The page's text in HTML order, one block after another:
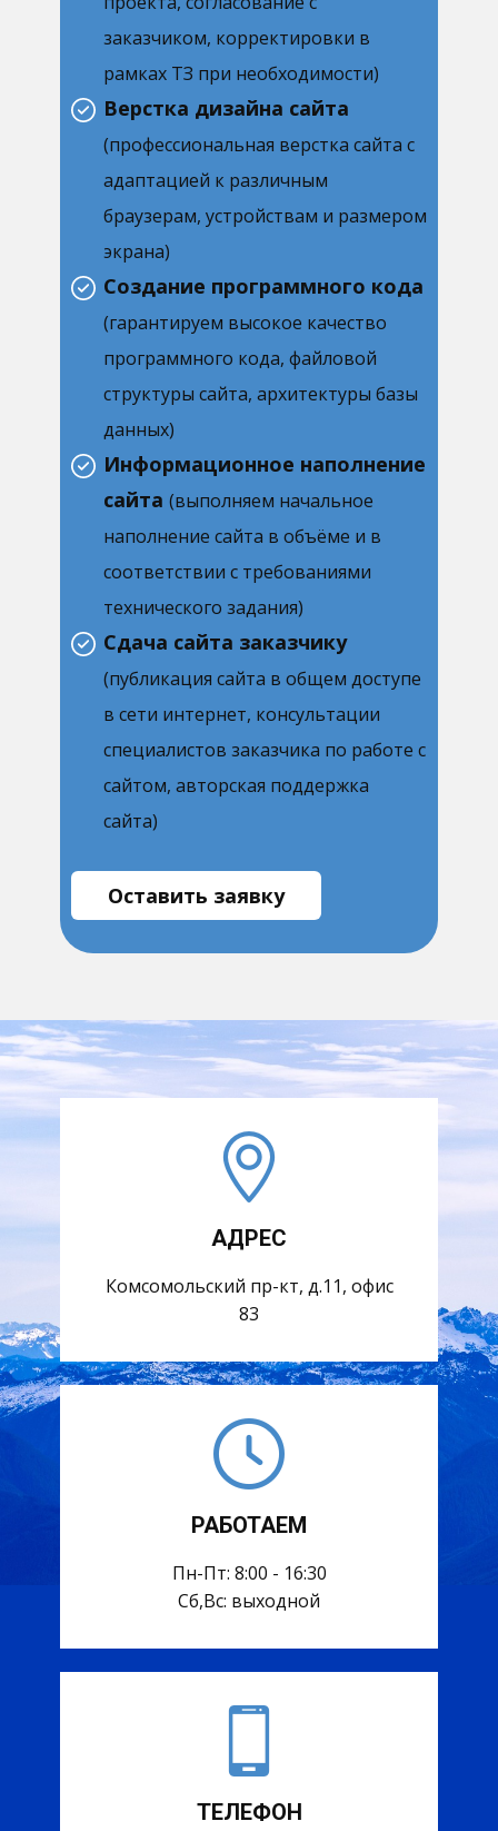
заказчиком, корректировки в
рамках ТЗ при необходимости)
Верстка дизайна сайта
(профессиональная верстка сайта с
адаптацией к различным
браузерам, устройствам и размером
экрана)
Создание программного кода
(гарантируем высокое качество
программного кода, файловой
структуры сайта, архитектуры базы
данных)
Информационное наполнение
сайта (выполняем начальное
наполнение сайта в объёме и в
соответствии с требованиями
технического задания)
Сдача сайта заказчику
(публикация сайта в общем доступе
в сети интернет, консультации
специалистов заказчика по работе с
сайтом, авторская поддержка
сайта)
Оставить заявку
АДРЕС
Комсомольский пр-кт, д.11, офис
83
РАБОТАЕМ
Пн-Пт: 8:00 - 16:30
Сб,Вс: выходной
ТЕЛЕФОН